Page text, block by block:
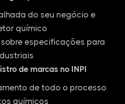
do seu negócio e
químico
especificações para
de marcas no INPI
de todo o processo
químicos